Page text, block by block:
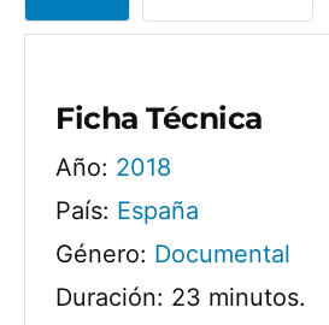
Ficha Técnica
Año: 2018
País: España
Género: Documental
Duración: 23 minutos.